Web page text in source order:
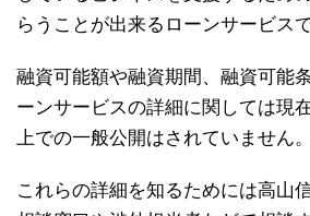
らうことが出来るローンサービスで
融資可能額や融資期間、融資可能
ーンサービスの詳細に関しては現
上での一般公開はされていません。
これらの詳細を知るためには高山